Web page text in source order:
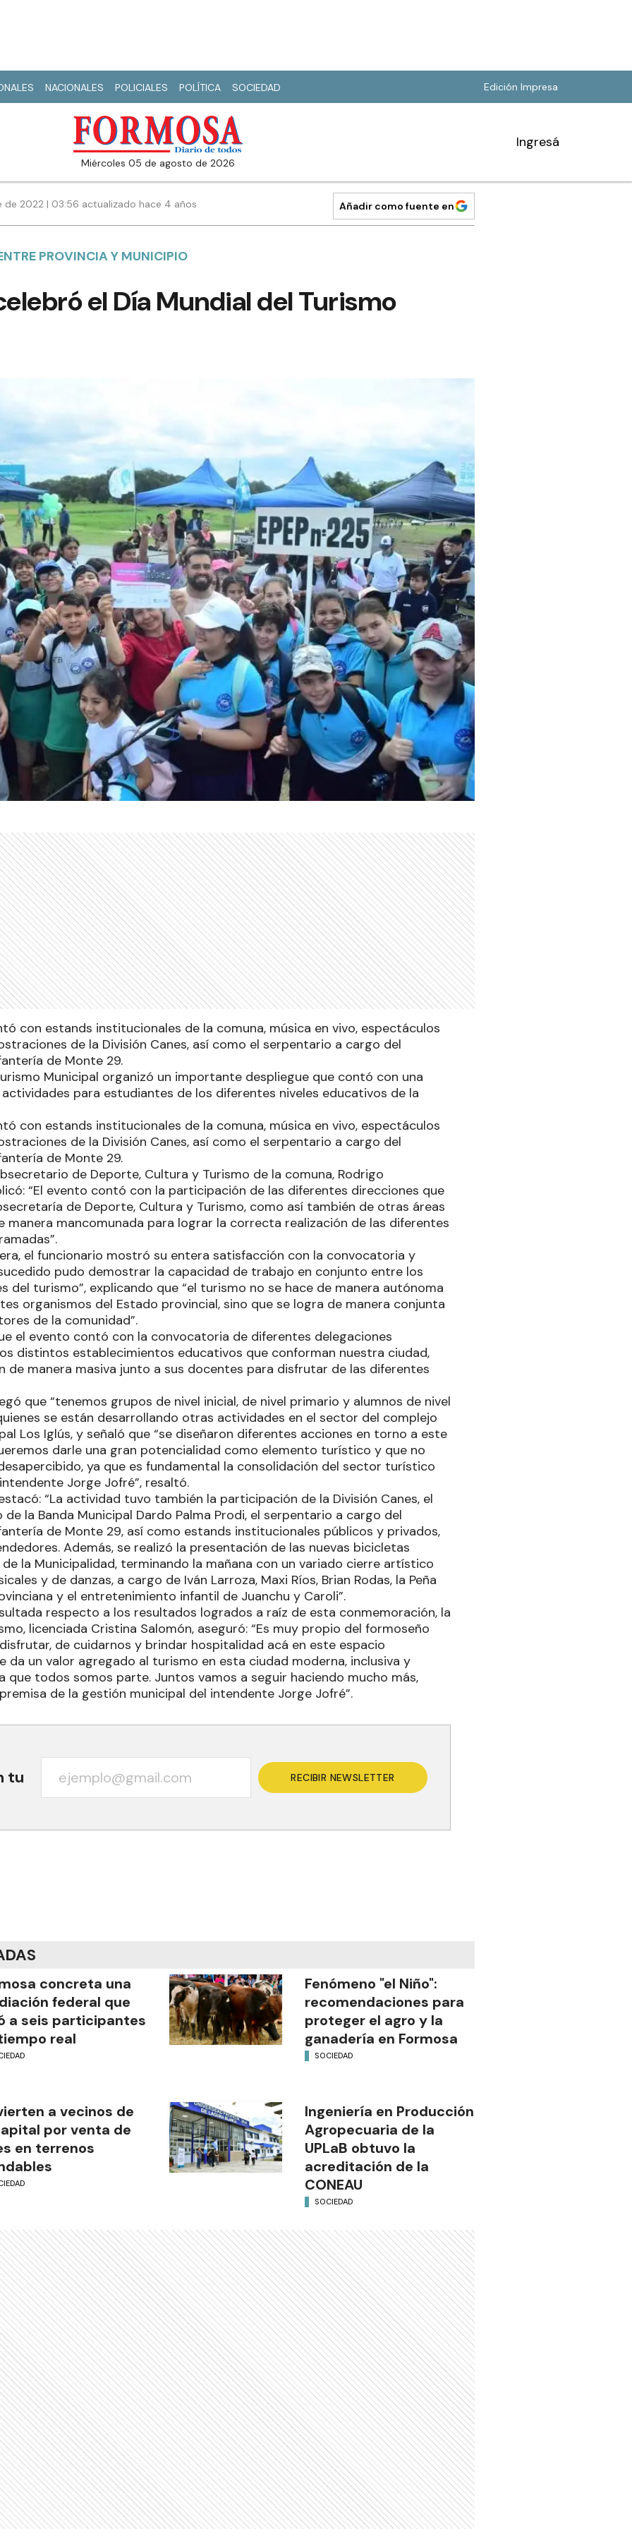
NACIONALES POLICIALES POLÍTICA SOCIEDAD Edición Impresa
miércoles 05 de agosto de 2026
Ingresá
de 2022 | 03:56 actualizado hace 4 años Añadir como fuente en
PROVINCIA Y MUNICIPIO
el Día Mundial del Turismo
con estands institucionales de la comuna, música en vivo, espectáculos
de la División Canes, así como el serpentario a cargo del
de Monte 29.
Municipal organizó un importante despliegue que contó con una
para estudiantes de los diferentes niveles educativos de la
con estands institucionales de la comuna, música en vivo, espectáculos
de la División Canes, así como el serpentario a cargo del
de Monte 29.
de Deporte, Cultura y Turismo de la comuna, Rodrigo
“El evento contó con la participación de las diferentes direcciones que
de Deporte, Cultura y Turismo, como así también de otras áreas
manera mancomunada para lograr la correcta realización de las diferentes
el funcionario mostró su entera satisfacción con la convocatoria y
pudo demostrar la capacidad de trabajo en conjunto entre los
del turismo”, explicando que “el turismo no se hace de manera autónoma
organismos del Estado provincial, sino que se logra de manera conjunta
de la comunidad”.
el evento contó con la convocatoria de diferentes delegaciones
distintos establecimientos educativos que conforman nuestra ciudad,
de manera masiva junto a sus docentes para disfrutar de las diferentes
que “tenemos grupos de nivel inicial, de nivel primario y alumnos de nivel
se están desarrollando otras actividades en el sector del complejo
Los Iglús, y señaló que “se diseñaron diferentes acciones en torno a este
darle una gran potencialidad como elemento turístico y que no
ya que es fundamental la consolidación del sector turístico
Jorge Jofré”, resaltó.
“La actividad tuvo también la participación de la División Canes, el
la Banda Municipal Dardo Palma Prodi, el serpentario a cargo del
de Monte 29, así como estands institucionales públicos y privados,
Además, se realizó la presentación de las nuevas bicicletas
de la Municipalidad, terminando la mañana con un variado cierre artístico
y de danzas, a cargo de Iván Larroza, Maxi Ríos, Brian Rodas, la Peña
y el entretenimiento infantil de Juanchu y Caroli”.
respecto a los resultados logrados a raíz de esta conmemoración, la
licenciada Cristina Salomón, aseguró: “Es muy propio del formoseño
de cuidarnos y brindar hospitalidad acá en este espacio
da un valor agregado al turismo en esta ciudad moderna, inclusiva y
que todos somos parte. Juntos vamos a seguir haciendo mucho más,
de la gestión municipal del intendente Jorge Jofré”.
tu RECIBIR NEWSLETTER
concreta una
federal que
a seis participantes
real
Fenómeno "el Niño":
recomendaciones para
proteger el agro y la
ganadería en Formosa
SOCIEDAD
a vecinos de
por venta de
en terrenos
Ingeniería en Producción
Agropecuaria de la
UPLaB obtuvo la
acreditación de la
CONEAU
SOCIEDAD